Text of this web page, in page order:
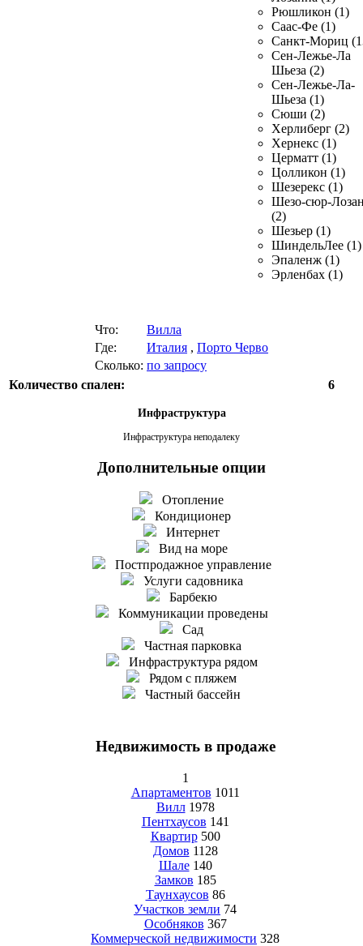
Рюшликон (1)
Саас-Фе (1)
Санкт-Мориц
Сен-Лежье-Ла
Шьеза (2)
Сен-Лежье-Ла-
Шьеза (1)
Сюши (2)
Херлиберг (2)
Хернекс (1)
Церматт (1)
Цолликон (1)
Шезерекс (1)
Шезо-сюр-
(2)
Шезьер (1)
ШиндельЛее (1)
Эпаленж (1)
Эрленбах (1)
Что:
Вилла
Где:
Италия , Порто Черво
Сколько: по запросу
Количество спален:
6
Инфраструктура
Инфраструктура неподалеку
Дополнительные опции
Отопление
Кондиционер
Интернет
Вид на море
Постпродажное управление
Услуги садовника
Барбекю
Коммуникации проведены
Сад
Частная парковка
Инфраструктура рядом
Рядом с пляжем
Частный бассейн
Недвижимость в продаже
1
Апартаментов 1011
Вилл 1978
Пентхаусов 141
Квартир 500
Домов 1128
Шале 140
Замков 185
Таунхаусов 86
Участков земли 74
Особняков 367
Коммерческой недвижимости 328